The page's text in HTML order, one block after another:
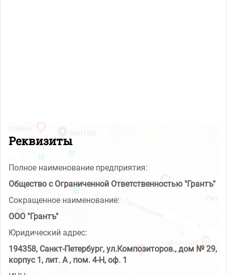
Реквизиты
Полное наименование предприятия:
Общество с Ограниченной Ответственностью "Грантъ"
Сокращенное наименование:
ООО "Грантъ"
Юридический адрес:
194358, Санкт-Петербург, ул.Композиторов., дом № 29,
корпус 1, лит. А , пом. 4-Н, оф. 1